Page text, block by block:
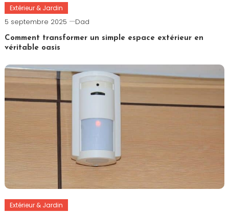
Extérieur & Jardin
5 septembre 2025 Dad
Comment transformer un simple espace extérieur en
véritable oasis
Extérieur & Jardin